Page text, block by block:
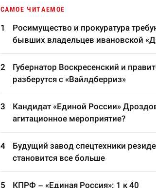
САМОЕ ЧИТАЕМОЕ
Росимущество и прокуратура
бывших владельцев ивановской
Губернатор Воскресенский и
разберутся с «Вайлдберриз»
Кандидат «Единой России»
агитационное мероприятие?
Будущий завод спецтехники
становится все больше
КПРФ – «Единая Россия»: 1 к 40